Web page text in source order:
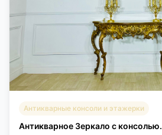
Антикварные консоли и этажерки
Антикварное Зеркало с консолью.